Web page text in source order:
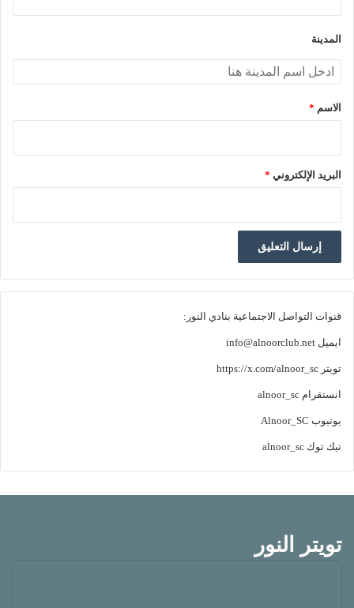
المدينة
الاسم *
البريد الإلكتروني *
قنوات التواصل الاجتماعية بنادي النور:
ايميل info@alnoorclub.net
تويتر https://x.com/alnoor_sc
انستقرام alnoor_sc
يوتيوب Alnoor_SC
تيك توك alnoor_sc
تويتر النور